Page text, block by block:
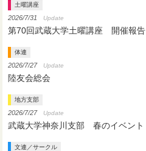
土曜講座
2026/7/31 Update
第70回武蔵大学土曜講座 開催報告
体連
2026/7/27 Update
陸友会総会
地方支部
2026/7/27 Update
武蔵大学神奈川支部 春のイベント
文連／サークル